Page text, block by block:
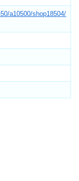
a10500/shop18504/